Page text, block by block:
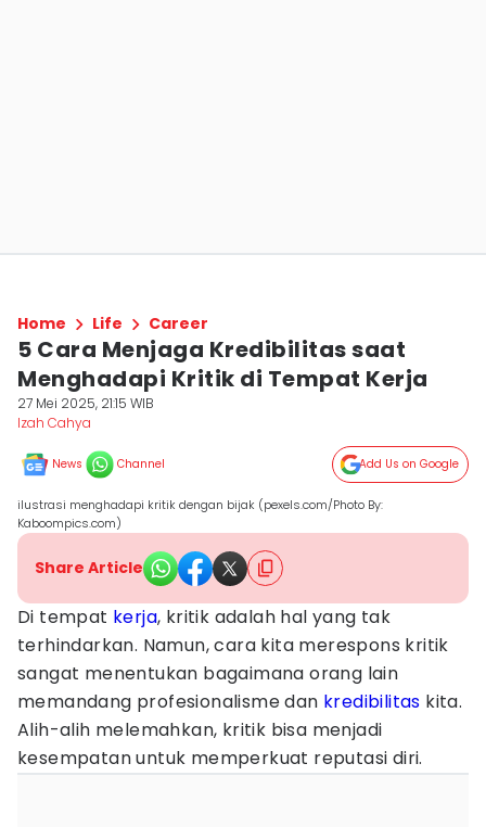
Home Life Career
5 Cara Menjaga Kredibilitas saat
Menghadapi Kritik di Tempat Kerja
27 Mei 2025, 21:15 WIB
Izah Cahya
News Channel Add Us on Google
ilustrasi menghadapi kritik dengan bijak (pexels.com/Photo By:
Kaboompics.com)
Share Article
Di tempat kerja, kritik adalah hal yang tak
terhindarkan. Namun, cara kita merespons kritik
sangat menentukan bagaimana orang lain
memandang profesionalisme dan kredibilitas kita.
Alih-alih melemahkan, kritik bisa menjadi
kesempatan untuk memperkuat reputasi diri.